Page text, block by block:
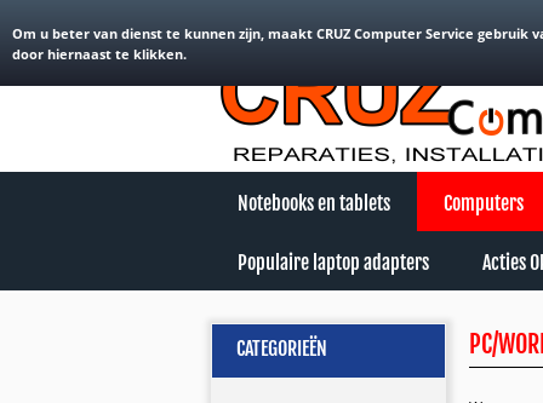
Welkom Gast. Nieuwe klant
Notebooks en tablets Computers
Populaire laptop adapters Acties
CATEGORIEËN PC/
Om u beter van dienst te kunnen zijn, maakt CRUZ Computer Service gebruik
door hiernaast te klikken.